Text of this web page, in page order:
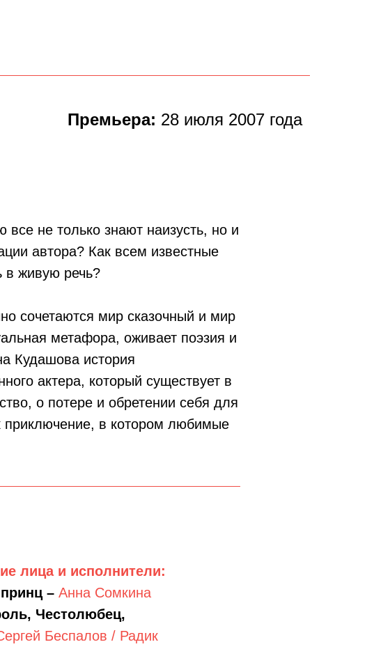
Премьера: 28 июля 2007 года
все не только знают наизусть, но и
автора? Как всем известные
в живую речь?
сочетаются мир сказочный и мир
метафора, оживает поэзия и
Кудашова история
актера, который существует в
о потере и обретении себя для
приключение, в котором любимые
лица и исполнители:
– Анна Сомкина
Честолюбец,
Беспалов / Радик